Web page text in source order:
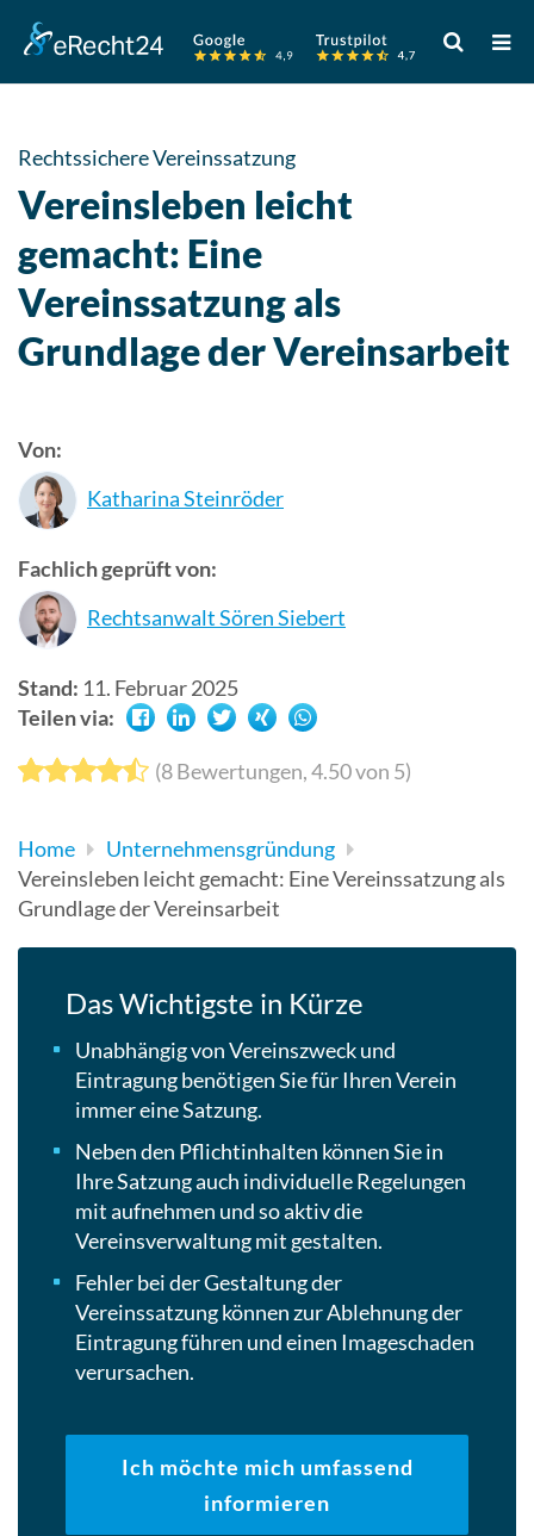
Verwende
die
Pfeile
Rechtssichere Vereinssatzung
Vereinsleben leicht
gemacht: Eine
Vereinssatzung als
Grundlage der Vereinsarbeit
Von:
Katharina Steinröder
Fachlich geprüft von:
Rechtsanwalt Sören Siebert
Stand: 11. Februar 2025
Teilen via:
(8Bewertungen,4.50von 5)
Home
Unternehmensgründung
Vereinsleben leicht gemacht: Eine Vereinssatzung als
Grundlage der Vereinsarbeit
Das Wichtigste in Kürze
Unabhängig von Vereinszweck und
Eintragung benötigen Sie für Ihren Verein
immer eine Satzung.
Neben den Pflichtinhalten können Sie in
Ihre Satzung auch individuelle Regelungen
mit aufnehmen und so aktiv die
Vereinsverwaltung mit gestalten.
Fehler bei der Gestaltung der
Vereinssatzung können zur Ablehnung der
Eintragung führen und einen Imageschaden
verursachen.
Ich möchte mich umfassend
informieren